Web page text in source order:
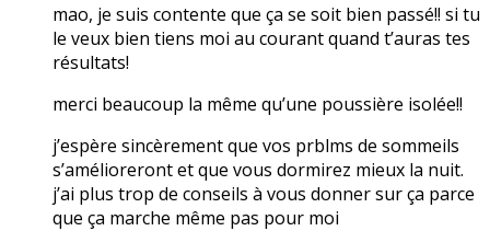
mao, je suis contente que ça se soit bien passé!! si tu
le veux bien tiens moi au courant quand t’auras tes
résultats!
merci beaucoup la même qu’une poussière isolée!!
j’espère sincèrement que vos prblms de sommeils
s’amélioreront et que vous dormirez mieux la nuit.
j’ai plus trop de conseils à vous donner sur ça parce
que ça marche même pas pour moi